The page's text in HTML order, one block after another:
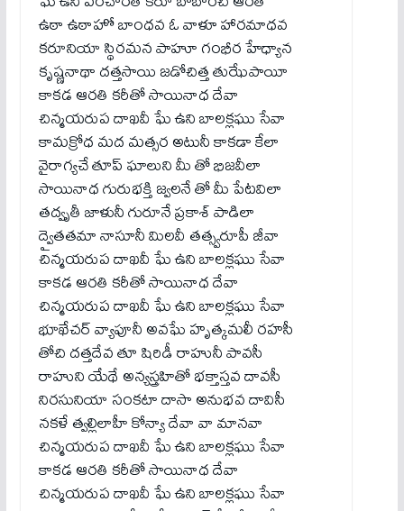
ఉఠా ఉఠాహో బాంధవ ఓ వాళూ హారమాధవ
కరూనియా స్థిరమన పాహూ గంభీర హేధ్యాన
కృష్ణనాథా దత్తసాయి జడోచిత్త తుఝేపాయీ
కాకడ ఆరతి కరీతో సాయినాధ దేవా
చిన్మయరుప దాఖవీ ఘే ఉని బాలక్లఘు సేవా
కామక్రోధ మద మత్సర అటునీ కాకడా కేలా
వైరాగ్యచే తూప్ ఘాలుని మీ తో భిజవీలా
సాయినాధ గురుభక్తి జ్వలనే తో మీ పేటవిలా
తద్వృతీ జాళునీ గురూనే ప్రకాశ్ పాడిలా
ద్వైతతమా నాసూనీ మిలవీ తత్స్వరూపీ జీవా
చిన్మయరుప దాఖవీ ఘే ఉని బాలక్లఘు సేవా
కాకడ ఆరతి కరీతో సాయినాధ దేవా
చిన్మయరుప దాఖవీ ఘే ఉని బాలక్లఘు సేవా
భూఖేచర్ వ్యాపూనీ అవఘే హృత్కమలీ రహసీ
తోచి దత్తదేవ తూ షిరిడీ రాహునీ పావసీ
రాహుని యేథే అన్యస్త్రహితో భక్తాస్తవ దావసీ
నిరసునియా సంకటా దాసా అనుభవ దావిసీ
నకళే త్వల్లిలాహీ కోన్యా దేవా వా మానవా
చిన్మయరుప దాఖవీ ఘే ఉని బాలక్లఘు సేవా
కాకడ ఆరతి కరీతో సాయినాధ దేవా
చిన్మయరుప దాఖవీ ఘే ఉని బాలక్లఘు సేవా